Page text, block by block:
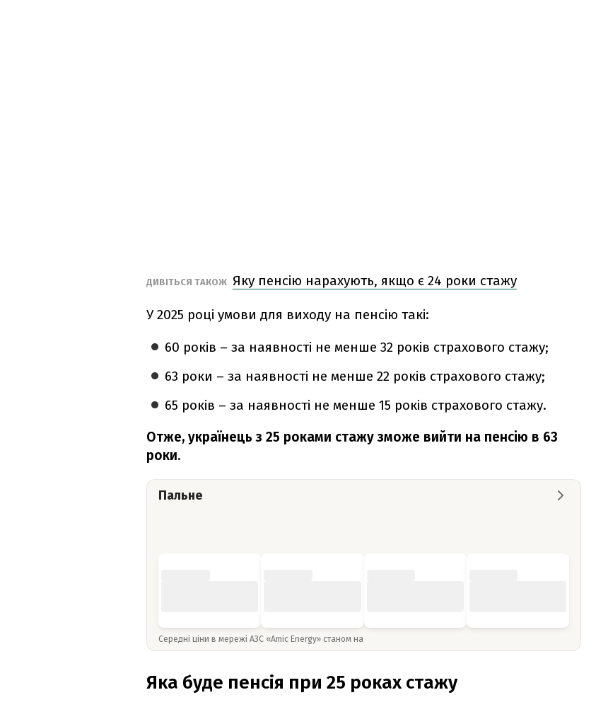
ДИВІТЬСЯ ТАКОЖ Яку пенсію нарахують, якщо є 24 роки стажу
У 2025 році умови для виходу на пенсію такі:
60 років – за наявності не менше 32 років страхового стажу;
63 роки – за наявності не менше 22 років страхового стажу;
65 років – за наявності не менше 15 років страхового стажу.
Отже, українець з 25 роками стажу зможе вийти на пенсію в 63
роки.
Пальне
Середні ціни в мережі АЗС «Amic Energy» станом на
Яка буде пенсія при 25 роках стажу